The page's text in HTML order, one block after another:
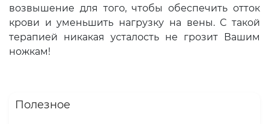
возвышение для того, чтобы обеспечить отток
крови и уменьшить нагрузку на вены. С такой
терапией никакая усталость не грозит Вашим
ножкам!
Полезное